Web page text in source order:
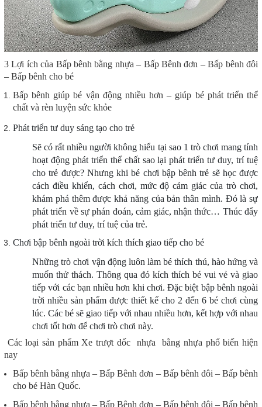
3 Lợi ích của Bấp bênh bằng nhựa – Bấp Bênh đơn – Bấp bênh đôi
– Bấp bênh cho bé
Bấp bênh giúp bé vận động nhiều hơn – giúp bé phát triển thể
chất và rèn luyện sức khỏe
Phát triển tư duy sáng tạo cho trẻ
Sẽ có rất nhiều người không hiểu tại sao 1 trò chơi mang tính
hoạt động phát triển thể chất sao lại phát triển tư duy, trí tuệ
cho trẻ được? Nhưng khi bé chơi bập bênh trẻ sẽ học được
cách điều khiển, cách chơi, mức độ cảm giác của trò chơi,
khám phá thêm được khả năng của bản thân mình. Đó là sự
phát triển về sự phán đoán, cảm giác, nhận thức… Thúc đẩy
phát triển tư duy, trí tuệ của trẻ.
Chơi bập bênh ngoài trời kích thích giao tiếp cho bé
Những trò chơi vận động luôn làm bé thích thú, hào hứng và
muốn thử thách. Thông qua đó kích thích bé vui vẻ và giao
tiếp với các bạn nhiều hơn khi chơi. Đặc biệt bập bênh ngoài
trời nhiều sản phẩm được thiết kế cho 2 đến 6 bé chơi cùng
lúc. Các bé sẽ giao tiếp với nhau nhiều hơn, kết hợp với nhau
chơi tốt hơn để chơi trò chơi này.
Các loại sản phẩm Xe trượt dốc nhựa bằng nhựa phổ biến hiện
nay
Bấp bênh bằng nhựa – Bấp Bênh đơn – Bấp bênh đôi – Bấp bênh
cho bé Hàn Quốc.
Bấp bênh bằng nhựa – Bấp Bênh đơn – Bấp bênh đôi – Bấp bênh